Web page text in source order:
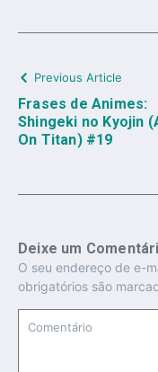
Previous Article
Frases de Animes:
Shingeki no Kyojin
On Titan) #19
Deixe um
O seu endereço de e-
obrigatórios são